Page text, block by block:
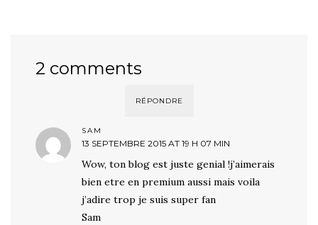
2 comments
RÉPONDRE
SAM
13 SEPTEMBRE 2015 AT 19 H 07 MIN
Wow, ton blog est juste genial !j’aimerais
bien etre en premium aussi mais voila
j’adire trop je suis super fan
Sam